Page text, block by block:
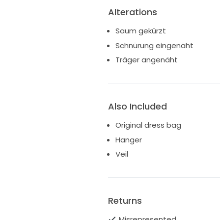
Alterations
Saum gekürzt
Schnürung eingenäht
Träger angenäht
Also Included
Original dress bag
Hanger
Veil
Returns